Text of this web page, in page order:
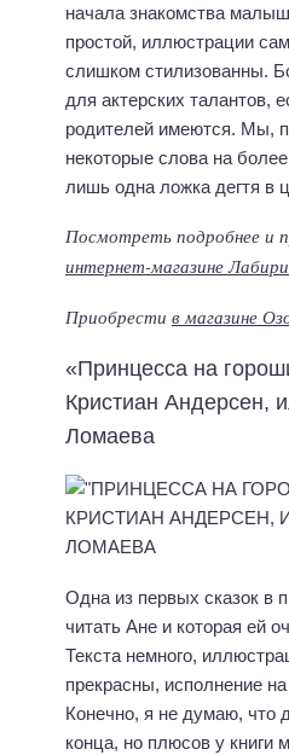
начала знакомства
простой, иллюстрации
слишком стилизованны.
для актерских талантов,
родителей имеются. Мы,
некоторые слова на
лишь одна ложка дегтя в
Посмотреть подробнее и
интернет-магазине
Приобрести в магазине
«Принцесса на
Кристиан Андерсен,
Ломаева
Одна из первых сказок в
читать Ане и которая ей
Текста немного,
прекрасны, исполнение
Конечно, я не думаю, что
конца, но плюсов у книги